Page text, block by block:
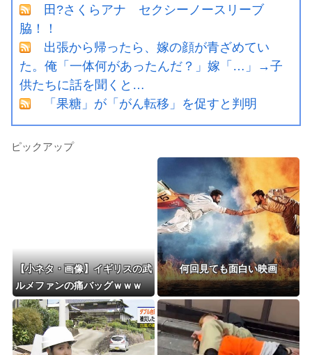
田?さくらアナ セクシーノースリーブ
脇！！
出張から帰ったら、嫁の顔が青ざめてい
た。俺「一体何があったんだ？」嫁「…」→子
供たちに話を聞くと…
「果糖」が「がん転移」を促すと判明
ピックアップ
【小ネタ・画像】イギリスの武
ルメファンの痛バッグｗｗｗ
他ウマ娘・競馬小ネタまとめ
何回見ても面白い映画